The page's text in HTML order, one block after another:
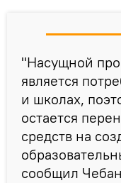
"Насущной
является
и школах,
остается
средств на
сообщил